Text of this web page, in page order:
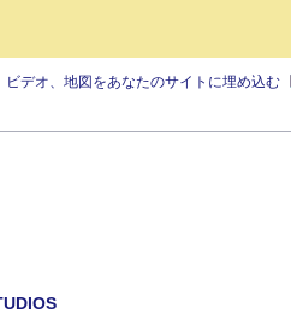
ビデオ、地図をあなたのサイトに埋め込む